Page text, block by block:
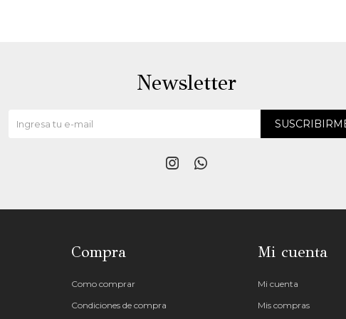
Compra
Como comprar
Condiciones de compra
Mi cuenta
Mi cuenta
Mis compras
Newsletter
 